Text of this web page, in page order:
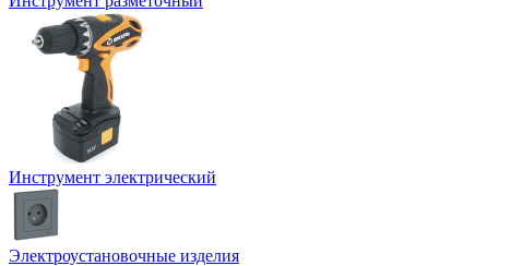
Инструмент электрический
Электроустановочные изделия